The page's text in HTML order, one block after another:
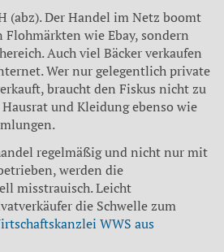
(abz). Der Handel im Netz boomt
wie Ebay, sondern
Auch viel Bä­cker verkaufen
Wer nur gelegent­lich private
braucht den Fiskus nicht zu
und Kleidung ebenso wie
regelmäßig und nicht nur mit
werden die
misstrauisch. Leicht
die Schwelle zum
WWS aus